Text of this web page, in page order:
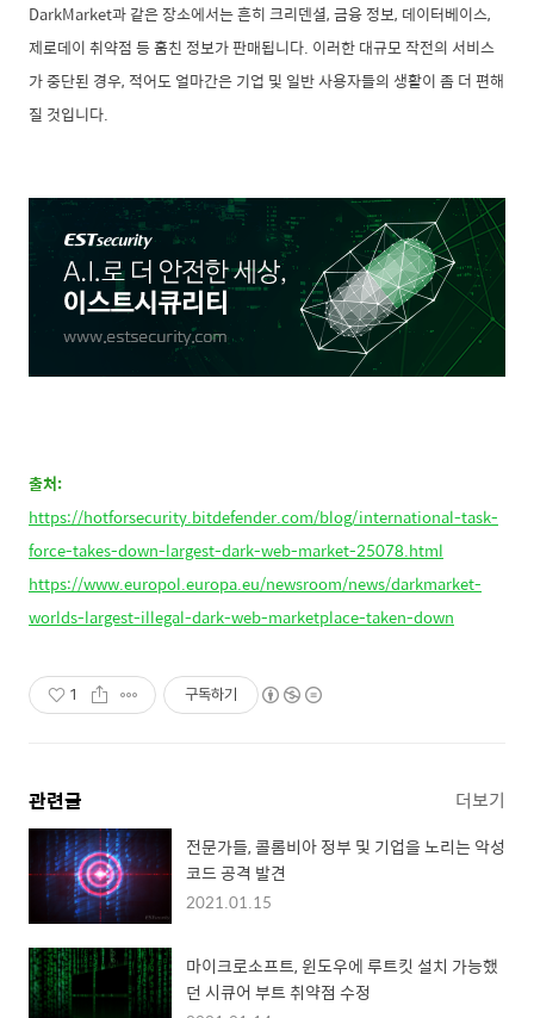
DarkMarket과 같은 장소에서는 흔히 크리덴셜,금융 정보, 데이터베이스,
제로데이 취약점 등 훔친 정보가 판매됩니다. 이러한 대규모 작전의 서비스
가 중단된 경우, 적어도 얼마간은 기업 및 일반 사용자들의 생활이 좀 더 편해
질 것입니다.
출처:
https://hotforsecurity.bitdefender.com/blog/international-task-
force-takes-down-largest-dark-web-market-25078.html
https://www.europol.europa.eu/newsroom/news/darkmarket-
worlds-largest-illegal-dark-web-marketplace-taken-down
1 구독하기
관련글 더보기
전문가들, 콜롬비아 정부 및 기업을 노리는 악성
코드 공격 발견
2021.01.15
마이크로소프트, 윈도우에 루트킷 설치 가능했
던 시큐어 부트 취약점 수정